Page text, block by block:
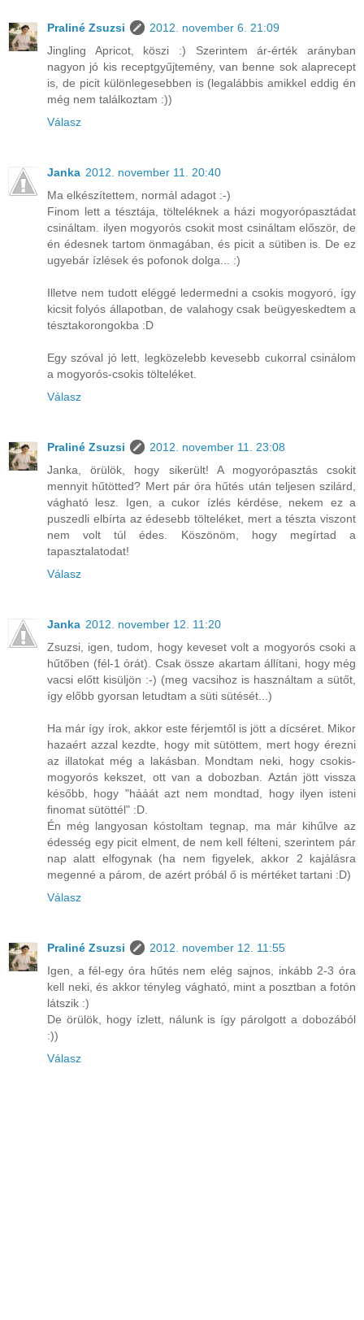
Praliné Zsuzsi
2012. november 6. 21:09
Jingling Apricot, köszi :) Szerintem ár-érték arányban
nagyon jó kis receptgyűjtemény, van benne sok alaprecept
is, de picit különlegesebben is (legalábbis amikkel eddig én
még nem találkoztam :))
Válasz
Janka 2012. november 11. 20:40
Ma elkészítettem, normál adagot :-)
Finom lett a tésztája, tölteléknek a házi mogyorópasztádat
csináltam. ilyen mogyorós csokit most csináltam először, de
én édesnek tartom önmagában, és picit a sütiben is. De ez
ugyebár ízlések és pofonok dolga... :)
Illetve nem tudott eléggé ledermedni a csokis mogyoró, így
kicsit folyós állapotban, de valahogy csak beügyeskedtem a
tésztakorongokba :D
Egy szóval jó lett, legközelebb kevesebb cukorral csinálom
a mogyorós-csokis tölteléket.
Válasz
Praliné Zsuzsi
2012. november 11. 23:08
Janka, örülök, hogy sikerült! A mogyorópasztás csokit
mennyit hűtötted? Mert pár óra hűtés után teljesen szilárd,
vágható lesz. Igen, a cukor ízlés kérdése, nekem ez a
puszedli elbírta az édesebb tölteléket, mert a tészta viszont
nem volt túl édes. Köszönöm, hogy megírtad a
tapasztalatodat!
Válasz
Janka 2012. november 12. 11:20
Zsuzsi, igen, tudom, hogy keveset volt a mogyorós csoki a
hűtőben (fél-1 órát). Csak össze akartam állítani, hogy még
vacsi előtt kisüljön :-) (meg vacsihoz is használtam a sütőt,
így előbb gyorsan letudtam a süti sütését...)
Ha már így írok, akkor este férjemtől is jött a dícséret. Mikor
hazaért azzal kezdte, hogy mit sütöttem, mert hogy érezni
az illatokat még a lakásban. Mondtam neki, hogy csokis-
mogyorós kekszet, ott van a dobozban. Aztán jött vissza
később, hogy "hááát azt nem mondtad, hogy ilyen isteni
finomat sütöttél" :D.
Én még langyosan kóstoltam tegnap, ma már kihűlve az
édesség egy picit elment, de nem kell félteni, szerintem pár
nap alatt elfogynak (ha nem figyelek, akkor 2 kajálásra
megenné a párom, de azért próbál ő is mértéket tartani :D)
Válasz
Praliné Zsuzsi
2012. november 12. 11:55
Igen, a fél-egy óra hűtés nem elég sajnos, inkább 2-3 óra
kell neki, és akkor tényleg vágható, mint a posztban a fotón
látszik :)
De örülök, hogy ízlett, nálunk is így párolgott a dobozából
:))
Válasz